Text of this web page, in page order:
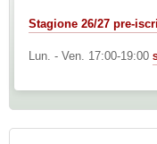
Stagione 26/27 pre-
Lun. - Ven. 17:00-19:00